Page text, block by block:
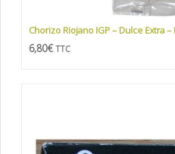
Chorizo Riojano IGP – Dulce Extra –
6,80€ TTC